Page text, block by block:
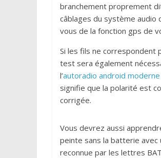
branchement proprement
câblages du système audio
vous de la fonction gps de
Si les fils ne correspondent
test sera également
l’autoradio android moderne
signifie que la polarité est
corrigée.
Vous devrez aussi
peinte sans la batterie avec
reconnue par les lettres